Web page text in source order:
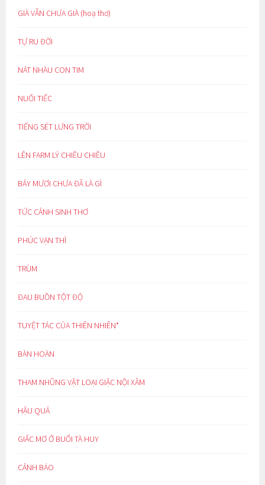
GIÀ VẪN CHƯA GIÀ (hoạ thơ)
TỰ RU ĐỜI
NÁT NHÀU CON TIM
NUỐI TIẾC
TIẾNG SÉT LƯNG TRỜI
LÊN FARM LÝ CHIỀU CHIỀU
BẢY MƯƠI CHƯA ĐÃ LÀ GÌ
TỨC CẢNH SINH THƠ
PHÚC VẠN THÌ
TRÙM
ĐAU BUỒN TỘT ĐỘ
TUYỆT TÁC CỦA THIÊN NHIÊN*
BÀN HOÀN
THAM NHŨNG VẶT LOẠI GIẶC NỘI XÂM
HẬU QUẢ
GIẤC MƠ Ở BUỔI TÀ HUY
CẢNH BÁO